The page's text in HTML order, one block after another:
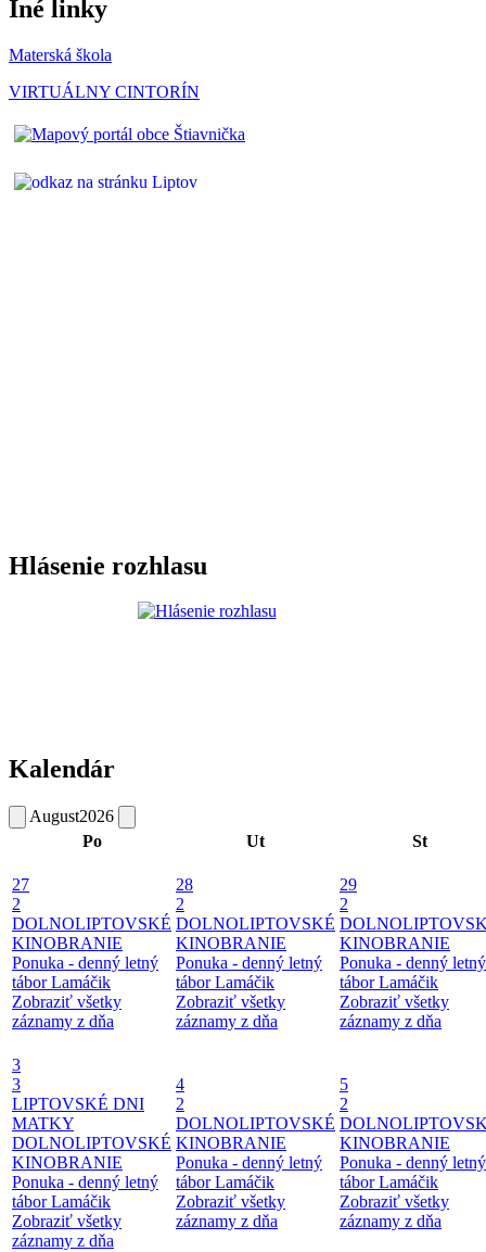
Iné linky
Materská škola
VIRTUÁLNY CINTORÍN
Hlásenie rozhlasu
Kalendár
August2026
Po
Ut St
27
2
DOLNOLIPTOVSKÉ
KINOBRANIE
Ponuka - denný letný
tábor Lamáčik
Zobraziť všetky
záznamy z dňa
28
2
DOLNOLIPTOVSKÉ
KINOBRANIE
Ponuka - denný letný
tábor Lamáčik
Zobraziť všetky
záznamy z dňa
29
2
KINOBRANIE
Ponuka - denný letný
tábor Lamáčik
Zobraziť všetky
záznamy z dňa
3
3
LIPTOVSKÉ DNI
MATKY
DOLNOLIPTOVSKÉ
KINOBRANIE
Ponuka - denný letný
tábor Lamáčik
Zobraziť všetky
záznamy z dňa
4
2
DOLNOLIPTOVSKÉ
KINOBRANIE
Ponuka - denný letný
tábor Lamáčik
Zobraziť všetky
záznamy z dňa
5
2
KINOBRANIE
Ponuka - denný letný
tábor Lamáčik
Zobraziť všetky
záznamy z dňa